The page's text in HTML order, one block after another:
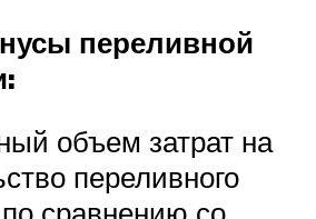
переливной
объем затрат на
переливного